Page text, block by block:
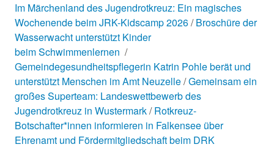
Im Märchenland des Jugendrotkreuz: Ein magisches
Wochenende beim JRK-Kidscamp 2026 Broschüre der
Wasserwacht unterstützt Kinder
beim Schwimmenlernen
Gemeindegesundheitspflegerin Katrin Pohle berät und
unterstützt Menschen im Amt Neuzelle Gemeinsam ein
großes Superteam: Landeswettbewerb des
Jugendrotkreuz in Wustermark Rotkreuz-
Botschafter*innen informieren in Falkensee über
Ehrenamt und Fördermitgliedschaft beim DRK